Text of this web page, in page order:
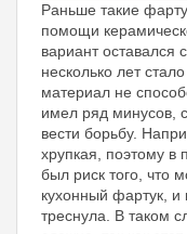
Раньше такие
помощи
вариант
несколько лет
материал не
имел ряд минусов,
вести борьбу.
хрупкая, поэтому в
был риск того, что
кухонный фартук, и
треснула. В таком